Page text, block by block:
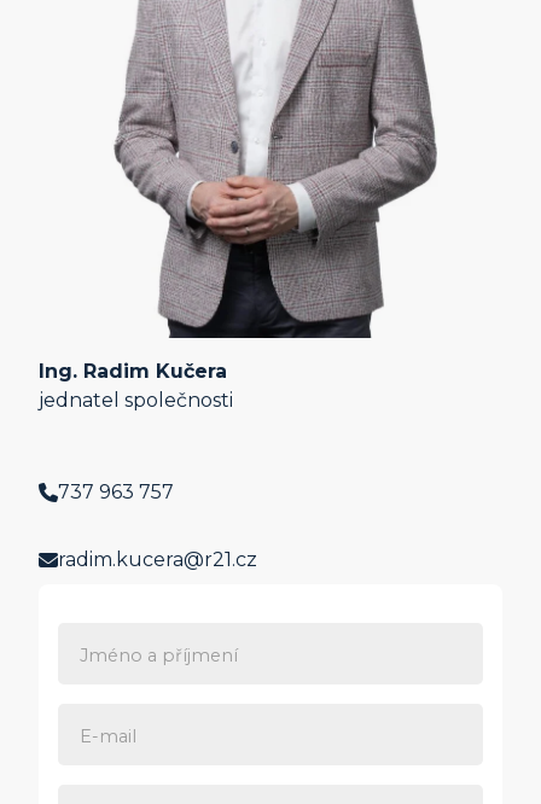
Ing. Radim Kučera
jednatel společnosti
737 963 757
radim.kucera@r21.cz
Jméno a příjmení
E-mail